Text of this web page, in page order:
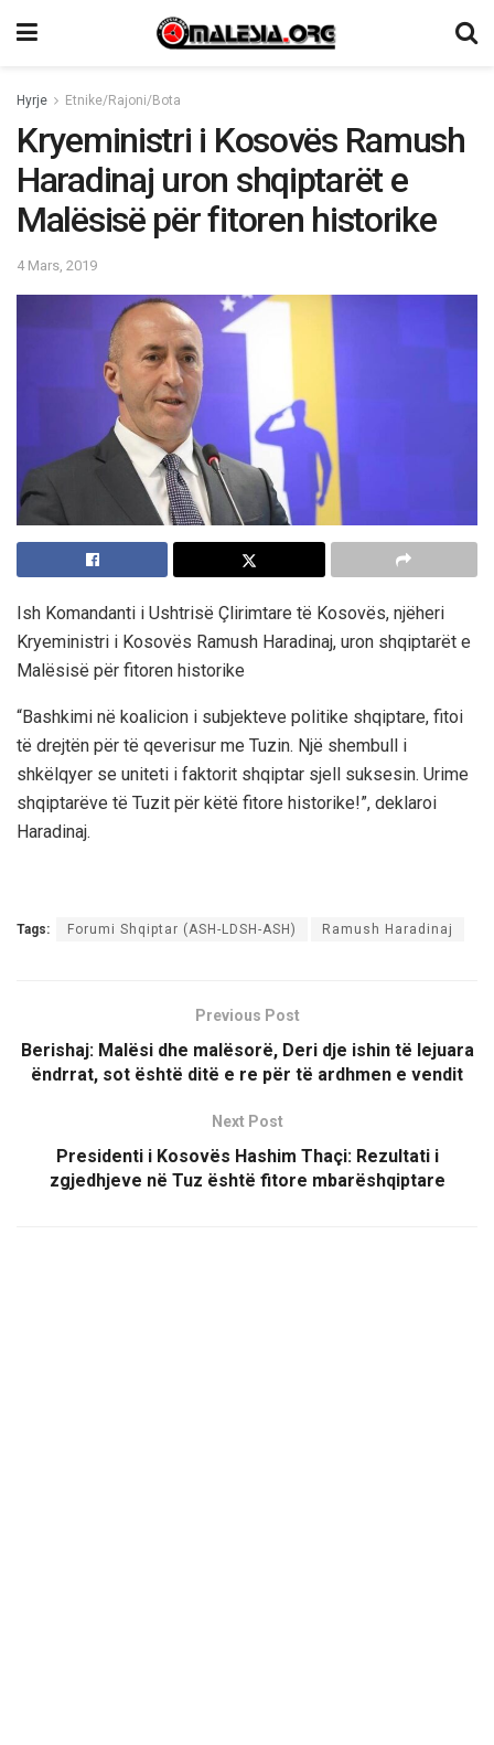
Hyrje Etnike/Rajoni/Bota
Kryeministri i Kosovës Ramush
Haradinaj uron shqiptarët e
Malësisë për fitoren historike
4 Mars, 2019
Ish Komandanti i Ushtrisë Çlirimtare të Kosovës, njëheri
Kryeministri i Kosovës Ramush Haradinaj, uron shqiptarët e
Malësisë për fitoren historike
“Bashkimi në koalicion i subjekteve politike shqiptare, fitoi
të drejtën për të qeverisur me Tuzin. Një shembull i
shkëlqyer se uniteti i faktorit shqiptar sjell suksesin. Urime
shqiptarëve të Tuzit për këtë fitore historike!”, deklaroi
Haradinaj.
Tags: Forumi Shqiptar (ASH-LDSH-ASH) Ramush Haradinaj
Previous Post
Berishaj: Malësi dhe malësorë, Deri dje ishin të lejuara
ëndrrat, sot është ditë e re për të ardhmen e vendit
Next Post
Presidenti i Kosovës Hashim Thaçi: Rezultati i
zgjedhjeve në Tuz është fitore mbarëshqiptare